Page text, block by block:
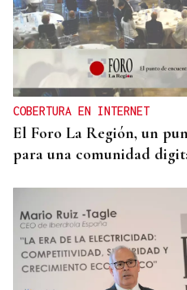
COBERTURA EN INTERNET
El Foro La Región, un
para una comunidad